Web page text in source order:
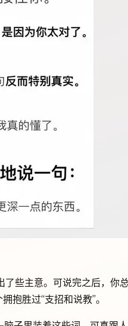
了些主意。可说完之后，你
抱胜过“支招和说教”。